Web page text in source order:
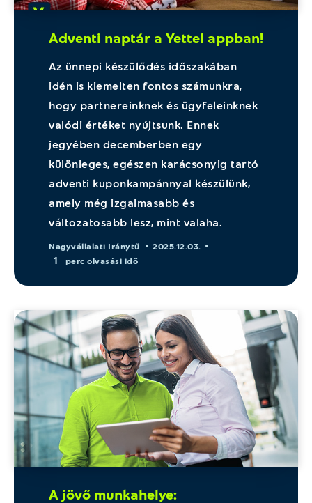
Adventi naptár a Yettel appban!
Az ünnepi készülődés időszakában
idén is kiemelten fontos számunkra,
hogy partnereinknek és ügyfeleinknek
valódi értéket nyújtsunk. Ennek
jegyében decemberben egy
különleges, egészen karácsonyig tartó
adventi kuponkampánnyal készülünk,
amely még izgalmasabb és
változatosabb lesz, mint valaha.
Nagyvállalati Iránytű 2025.12.03.
1 perc olvasási idő
A jövő munkahelye: